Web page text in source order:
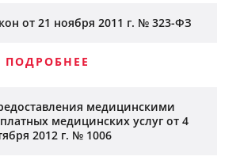
от 21 ноября 2011 г. № 323-ФЗ
ПОДРОБНЕЕ
медицинскими
медицинских услуг от 4
2012 г. № 1006